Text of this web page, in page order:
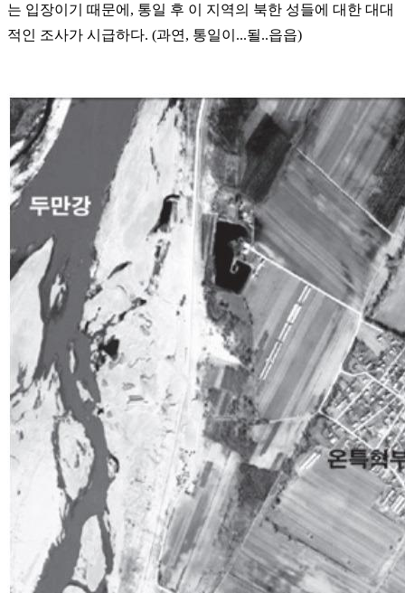
는 입장이기 때문에, 통일 후 이 지역의 북한 성들에 대한 대대
적인 조사가 시급하다. (과연, 통일이...될..읍읍)